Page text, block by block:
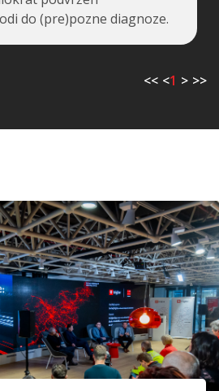
do (pre)pozne diagnoze.
<< <1 > >>